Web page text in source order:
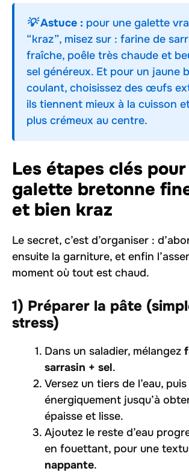
💡 Astuce : pour une galette
“kraz”, misez sur : farine de
fraîche, poêle très chaude et
sel généreux. Et pour un jaune
coulant, choisissez des œufs
ils tiennent mieux à la cuisson
plus crémeux au centre.
Les étapes clés
galette bretonne
et bien kraz
Le secret, c’est d’organiser :
ensuite la garniture, et enfin
moment où tout est chaud.
1) Préparer la pâte
stress)
Dans un saladier, mélangez
sarrasin + sel.
Versez un tiers de l’eau,
énergiquement jusqu’à
épaisse et lisse.
Ajoutez le reste d’eau
en fouettant, pour une
nappante.